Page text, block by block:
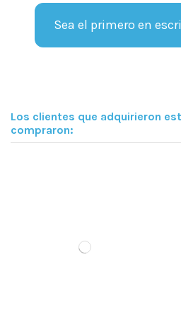
Sea el primero en
Los clientes que adquirieron
compraron: